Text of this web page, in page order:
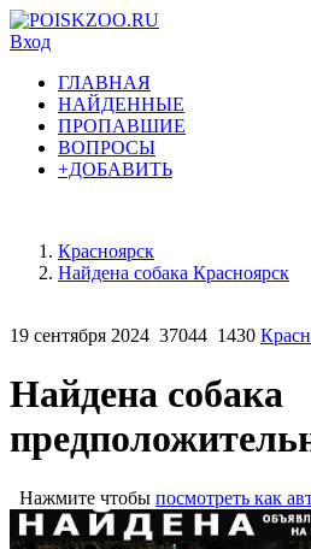
Вход
ГЛАВНАЯ
НАЙДЕННЫЕ
ПРОПАВШИЕ
ВОПРОСЫ
+ДОБАВИТЬ
Красноярск
Найдена собака Красноярск
19 сентября 2024 37044 1430
Найдена собака
Нажмите чтобы посмотреть как